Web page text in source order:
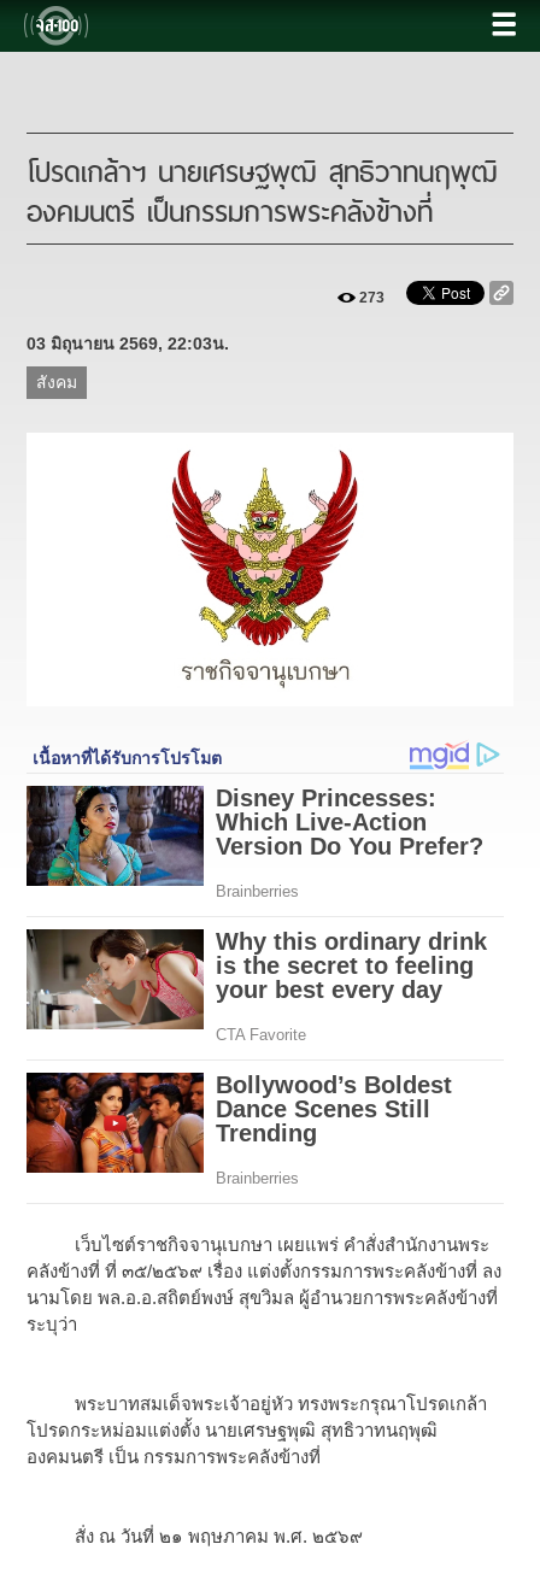
โปรดเกล้าฯ นายเศรษฐพุฒิ สุทธิวาทนฤพุฒิ
องคมนตรี เป็นกรรมการพระคลังข้างที่
273
03 มิถุนายน 2569, 22:03น.
สังคม
เว็บไซต์ราชกิจจานุเบกษา เผยแพร่ คำสั่งสำนักงานพระ
คลังข้างที่ ที่ ๓๕/๒๕๖๙ เรื่อง แต่งตั้งกรรมการพระคลังข้างที่ ลง
นามโดย พล.อ.อ.สถิตย์พงษ์ สุขวิมล ผู้อำนวยการพระคลังข้างที่
ระบุว่า
พระบาทสมเด็จพระเจ้าอยู่หัว ทรงพระกรุณาโปรดเกล้า
โปรดกระหม่อมแต่งตั้ง นายเศรษฐพุฒิ สุทธิวาทนฤพุฒิ
องคมนตรี เป็น กรรมการพระคลังข้างที่
สั่ง ณ วันที่ ๒๑ พฤษภาคม พ.ศ. ๒๕๖๙